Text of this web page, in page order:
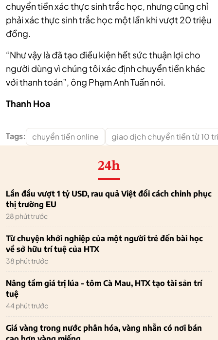
chuyển tiền xác thực sinh trắc học, nhưng cũng chỉ
phải xác thực sinh trắc học một lần khi vượt 20 triệu
đồng.
“Như vậy là đã tạo điều kiện hết sức thuận lợi cho
người dùng vì chúng tôi xác định chuyển tiền khác
với thanh toán”, ông Phạm Anh Tuấn nói.
Thanh Hoa
Tags: chuyển tiền online giao dịch chuyển tiền từ 10
24h
Lần đầu vượt 1 tỷ USD, rau quả Việt đổi cách chinh phục
thị trường EU
28 phút trước
Từ chuyện khởi nghiệp của một người trẻ đến bài học
về sở hữu trí tuệ của HTX
38 phút trước
Nâng tầm giá trị lúa - tôm Cà Mau, HTX tạo tài sản trí
tuệ
44 phút trước
Giá vàng trong nước phân hóa, vàng nhẫn có nơi bán